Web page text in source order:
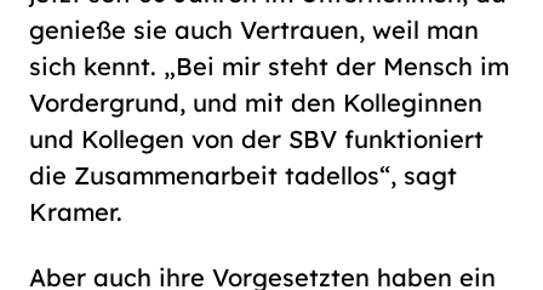
genieße sie auch Vertrauen, weil man
sich kennt. „Bei mir steht der Mensch im
Vordergrund, und mit den Kolleginnen
und Kollegen von der SBV funktioniert
die Zusammenarbeit tadellos“, sagt
Kramer.
Aber auch ihre Vorgesetzten haben ein